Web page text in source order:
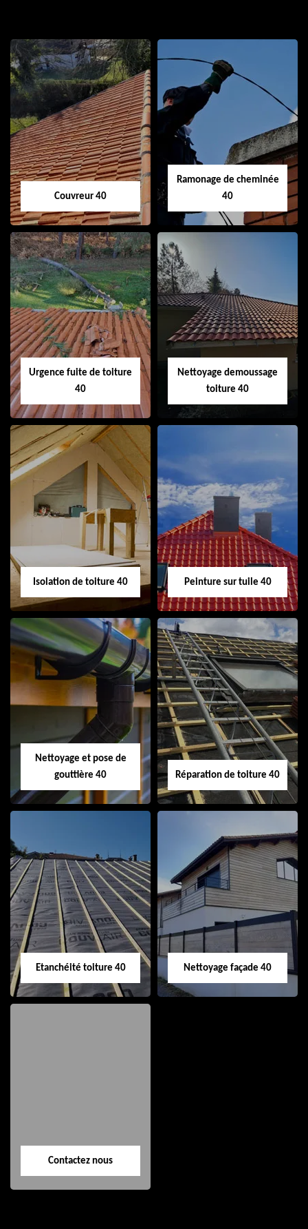
Couvreur 40
Couvreur 40
Ramonage de cheminée
40
Ramonage de
cheminée 40
Urgence fuite de toiture
40
Urgence fuite de
toiture 40
Nettoyage demoussage
toiture 40
Nettoyage
demoussage
toiture 40
Isolation de toiture 40
Isolation de toiture
40
Peinture sur tuile 40
Peinture sur tuile
40
Nettoyage et pose de
gouttière 40
Nettoyage et pose
de gouttière 40
Réparation de toiture 40
Réparation de
toiture 40
Etanchéité toiture 40 Nettoyage façade 40
Contactez nous